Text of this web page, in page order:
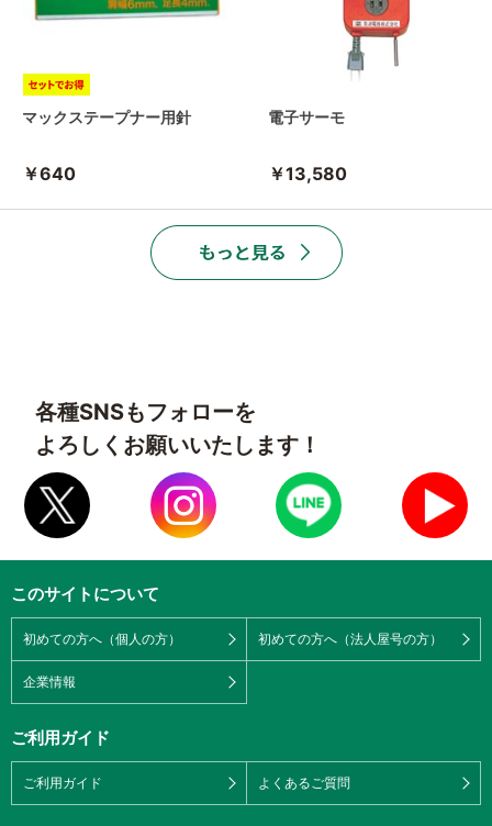
マックステープナー用針
￥640
電子サーモ
￥13,580
各種SNSもフォローを
よろしくお願いいたします！
このサイトについて
初めての方へ（個人の方） 初めての方へ（法人屋号の方）
企業情報
ご利用ガイド
ご利用ガイド よくあるご質問